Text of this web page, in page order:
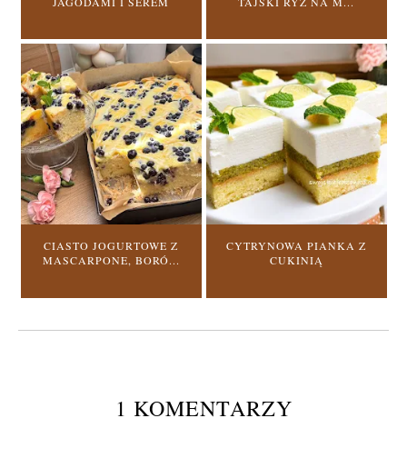
CIASTO JOGURTOWE Z
MASCARPONE, BORÓ...
CYTRYNOWA PIANKA Z
CUKINIĄ
1 KOMENTARZY